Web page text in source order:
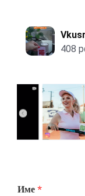
Име *